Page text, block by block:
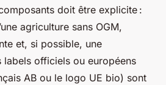
doit être explicite :
agriculture sans OGM,
et, si possible, une
officiels ou européens
AB ou le logo UE bio) sont